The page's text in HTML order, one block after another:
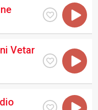
Vetar